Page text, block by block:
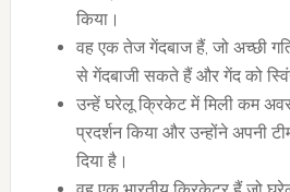
किया।
वह एक तेज गेंदबाज हैं, जो अच्छी
से गेंदबाजी सकते हैं और गेंद को
उन्हें घरेलू क्रिकेट में मिली कम
प्रदर्शन किया और उन्होंने अपनी
दिया है।